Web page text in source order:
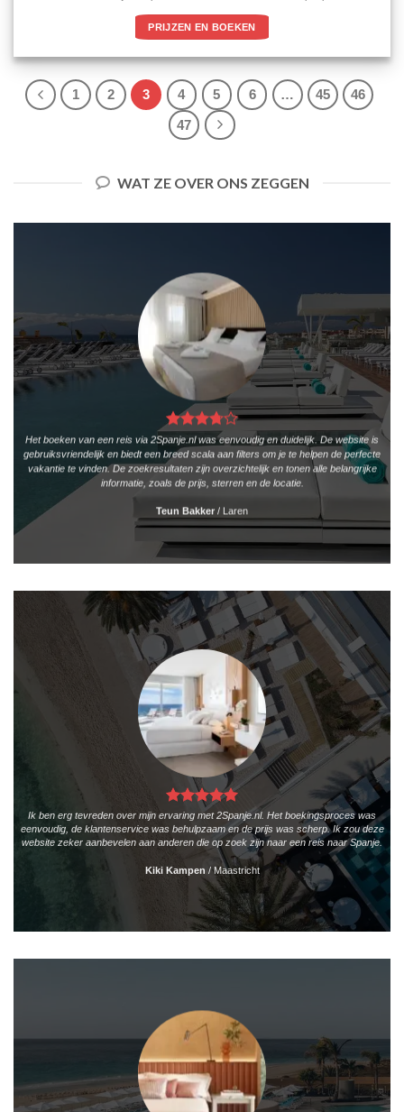
PRIJZEN EN BOEKEN
1 2 3 4 5 6 … 45
46
47
WAT ZE OVER ONS ZEGGEN
Het boeken van een reis via 2Spanje.nl was eenvoudig en duidelijk. De website is
gebruiksvriendelijk en biedt een breed scala aan filters om je te helpen de perfecte
vakantie te vinden. De zoekresultaten zijn overzichtelijk en tonen alle belangrijke
informatie, zoals de prijs, sterren en de locatie.
Teun Bakker / Laren
Ik ben erg tevreden over mijn ervaring met 2Spanje.nl. Het boekingsproces was
eenvoudig, de klantenservice was behulpzaam en de prijs was scherp. Ik zou deze
website zeker aanbevelen aan anderen die op zoek zijn naar een reis naar Spanje.
Kiki Kampen /Maastricht